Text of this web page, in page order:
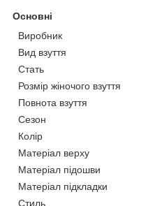
Основні
Виробник
Вид взуття
Стать
Розмір жіночого взуття
Повнота взуття
Сезон
Колір
Матеріал верху
Матеріал підошви
Матеріал підкладки
Стиль